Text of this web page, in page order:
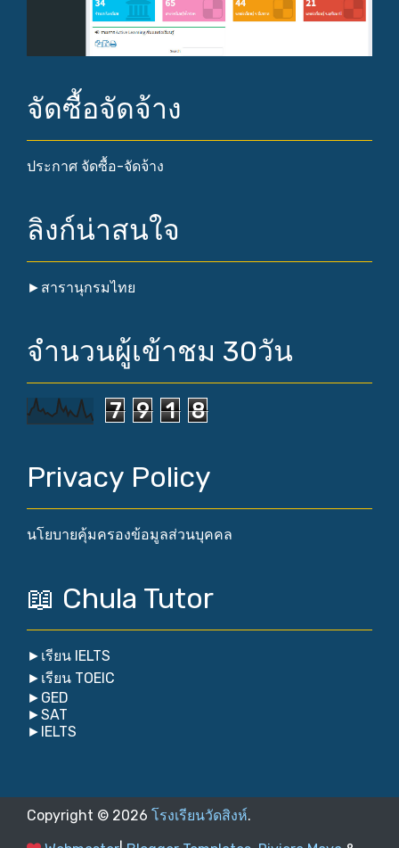
จัดซื้อจัดจ้าง
ประกาศ จัดซื้อ-จัดจ้าง
ลิงก์น่าสนใจ
► สารานุกรมไทย
จำนวนผู้เข้าชม 30วัน
7 9 1 8
Privacy Policy
นโยบายคุ้มครองข้อมูลส่วนบุคคล
📖 Chula Tutor
► เรียน IELTS
► เรียน TOEIC
► GED
►SAT
► IELTS
Copyright © 2026 โรงเรียนวัดสิงห์.